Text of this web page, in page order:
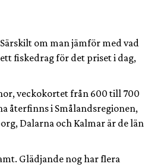
om man jämför med vad
fiskedrag för det priset i dag,
veckokortet från 600 till 700
återfinns i Smålandsregionen,
Dalarna och Kalmar är de län
Glädjande nog har flera